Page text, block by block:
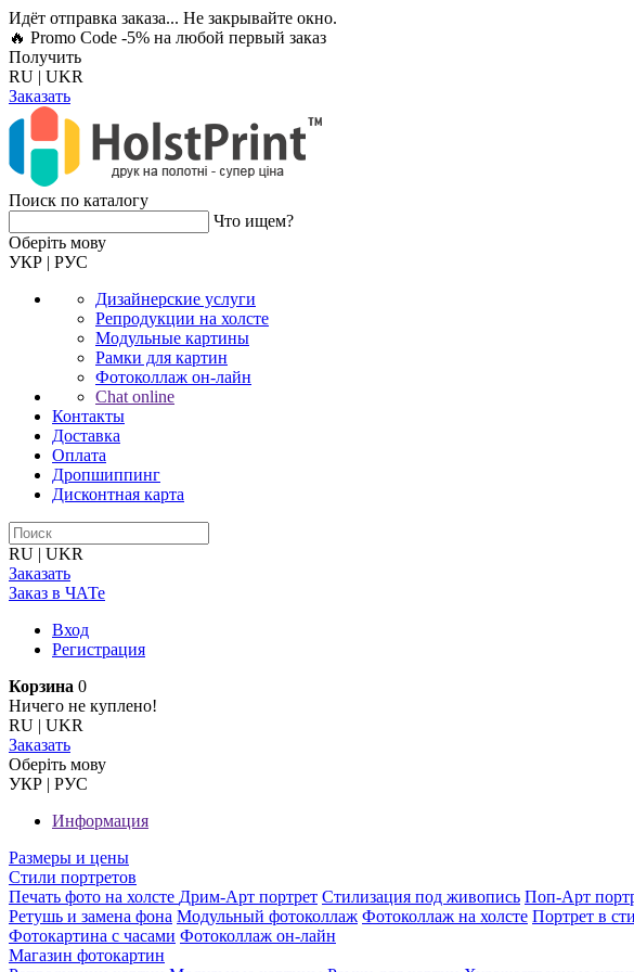
Идёт отправка заказа... Не закрывайте окно.
🔥 Promo Code -5% на любой первый заказ
Получить
RU | UKR
Заказать
Поиск по каталогу
Что ищем?
Оберiть мову
УКР | РУС
Дизайнерские услуги
Репродукции на холсте
Модульные картины
Рамки для картин
Фотоколлаж он-лайн
Chat online
Контакты
Доставка
Оплата
Дропшиппинг
Дисконтная карта
RU | UKR
Заказать
Заказ в ЧАТе
Вход
Регистрация
Корзина 0
Ничего не куплено!
RU | UKR
Заказать
Оберiть мову
УКР | РУС
Информация
Размеры и цены
Стили портретов
Печать фото на холсте Дрим-Арт портрет Стилизация под живопись Поп-Арт
Ретушь и замена фона Модульный фотоколлаж Фотоколлаж на холсте Портрет в
Фотокартина с часами Фотоколлаж он-лайн
Магазин фотокартин